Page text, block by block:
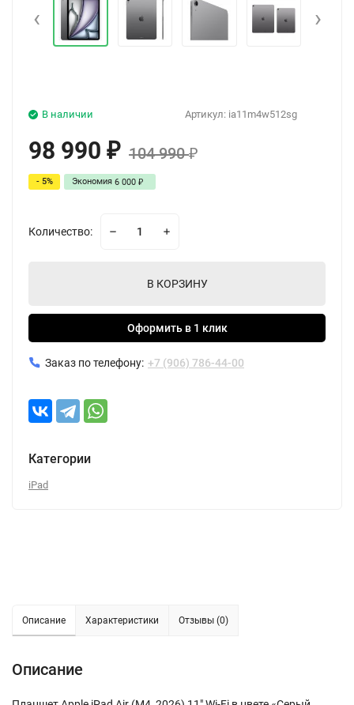
‹ ›
Артикул: ia11m4w512sg
В наличии
98 990 ₽ 104 990₽
- 5% Экономия 6 000 ₽
Количество:
В КОРЗИНУ
Оформить в 1 клик
Заказ по телефону: +7 (906) 786-44-00
Категории
iPad
Описание Характеристики Отзывы (0)
Описание